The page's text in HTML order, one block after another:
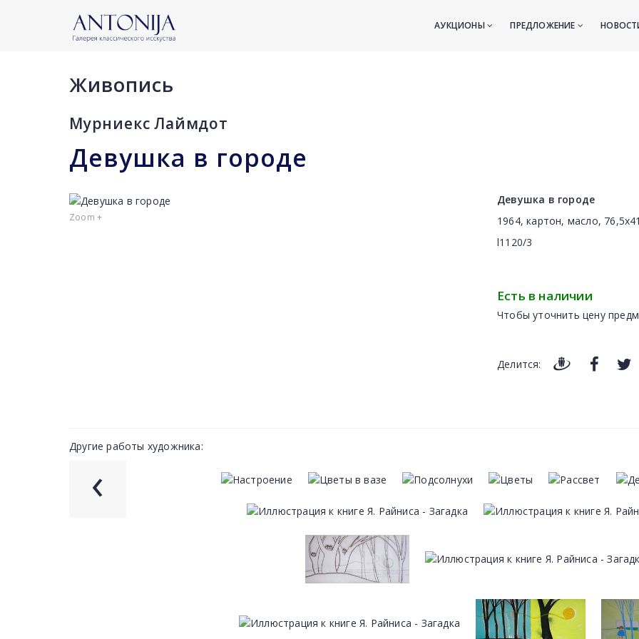
АУКЦИОНЫ ПРЕДЛОЖЕНИЕ
Живопись
Мурниекс Лаймдот
Девушка в городе
Zoom +
Девушка в городе
1964, картон, масло,
l1120/3
Есть в наличии
Чтобы уточнить цену
Делится:
Другие работы художника:
‹